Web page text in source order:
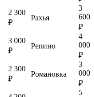
2 300
₽
Рахья
3
600
₽
3 000
₽
Репино
4
000
₽
2 300
₽
Романовка
3
000
₽
5